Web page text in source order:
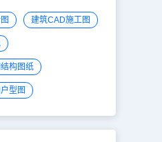
建筑CAD施工图
构图纸
型图